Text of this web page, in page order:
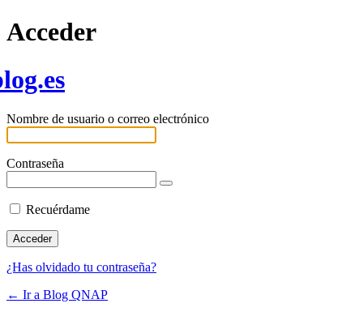
Acceder
Nombre de usuario o correo electrónico
Contraseña
Recuérdame
¿Has olvidado tu contraseña?
← Ir a Blog QNAP